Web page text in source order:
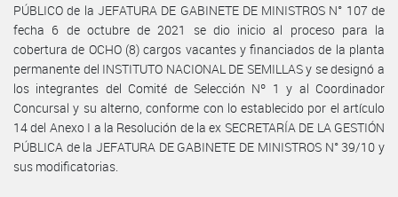
PÚBLICO de la JEFATURA DE GABINETE DE MINISTROS N° 107 de
fecha 6 de octubre de 2021 se dio inicio al proceso para la
cobertura de OCHO (8) cargos vacantes y financiados de la planta
permanente del INSTITUTO NACIONAL DE SEMILLAS y se designó a
los integrantes del Comité de Selección Nº 1 y al Coordinador
Concursal y su alterno, conforme con lo establecido por el artículo
14 del Anexo I a la Resolución de la ex SECRETARÍA DE LA GESTIÓN
PÚBLICA de la JEFATURA DE GABINETE DE MINISTROS N° 39/10 y
sus modificatorias.